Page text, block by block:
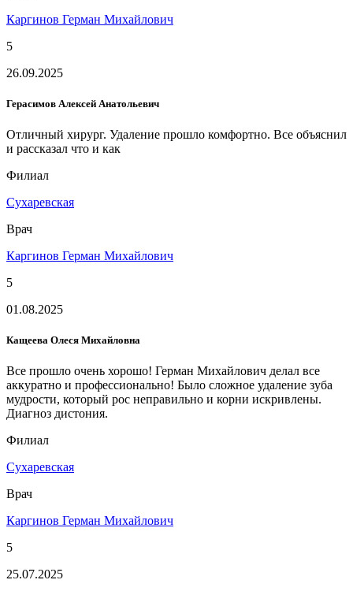
Каргинов Герман Михайлович
5
26.09.2025
Герасимов Алексей Анатольевич
Отличный хирург. Удаление прошло комфортно. Все объяснил
и рассказал что и как
Филиал
Сухаревская
Врач
Каргинов Герман Михайлович
5
01.08.2025
Кащеева Олеся Михайловна
Все прошло очень хорошо! Герман Михайлович делал все
аккуратно и профессионально! Было сложное удаление зуба
мудрости, который рос неправильно и корни искривлены.
Диагноз дистония.
Филиал
Сухаревская
Врач
Каргинов Герман Михайлович
5
25.07.2025